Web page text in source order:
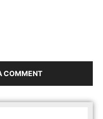
COMMENT